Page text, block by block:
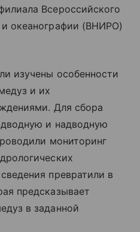
Всероссийского
океанографии (ВНИРО)
изучены особенности
и их
Для сбора
и надводную
мониторинг
превратили в
предсказывает
в заданной